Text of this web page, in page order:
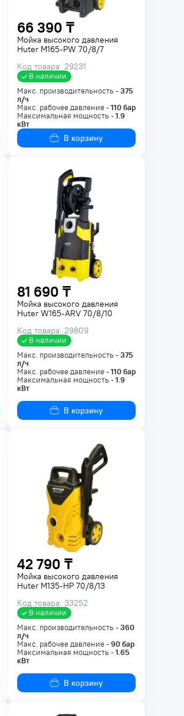
66 390 ₸
Мойка высокого давления
Huter M165-PW 70/8/7
Код товара: 29231
В наличии
Макс. производительность -375
л/ч
Макс. рабочее давление -110бар
Максимальная мощность -1.9
кВт
В корзину
81 690 ₸
Мойка высокого давления
Huter W165-ARV 70/8/10
Код товара: 29809
В наличии
Макс. производительность -375
л/ч
Макс. рабочее давление -110бар
Максимальная мощность -1.9
кВт
В корзину
42 790 ₸
Мойка высокого давления
Huter M135-HP 70/8/13
Код товара: 33252
В наличии
Макс. производительность -360
л/ч
Макс. рабочее давление -90бар
Максимальная мощность -1.65
кВт
В корзину